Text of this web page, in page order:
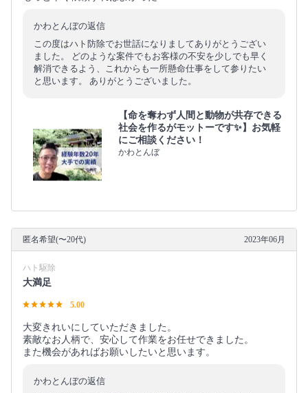
かわとんぼの返信
この度はハト防除でお世話になりましてありがとうござい
ました。 どのような案件でもお客様の不安を少しでも早く
解消できるよう、これからも一所懸命仕事をして参りたい
と思います。 ありがとうございました。
【命を奪わず人間と動物が共存できる
社会を作るがモットーです✨】お気軽
にご相談ください！
かわとんぼ
匿名希望(〜20代) 2023年06月
ハト駆除
大満足
5.00
大変きれいにしていただきました。
素敵なお人柄で、安心して作業をお任せできました。
また機会があればお願いしたいと思います。
かわとんぼの返信